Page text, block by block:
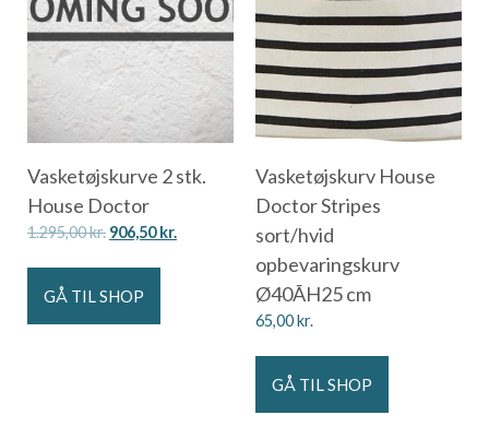
Vasketøjskurve 2 stk.
House Doctor
1.295,00kr. 906,50kr.
GÅ TIL SHOP
Vasketøjskurv House
Doctor Stripes
sort/hvid
opbevaringskurv
Ø40ÃH25 cm
65,00kr.
GÅ TIL SHOP